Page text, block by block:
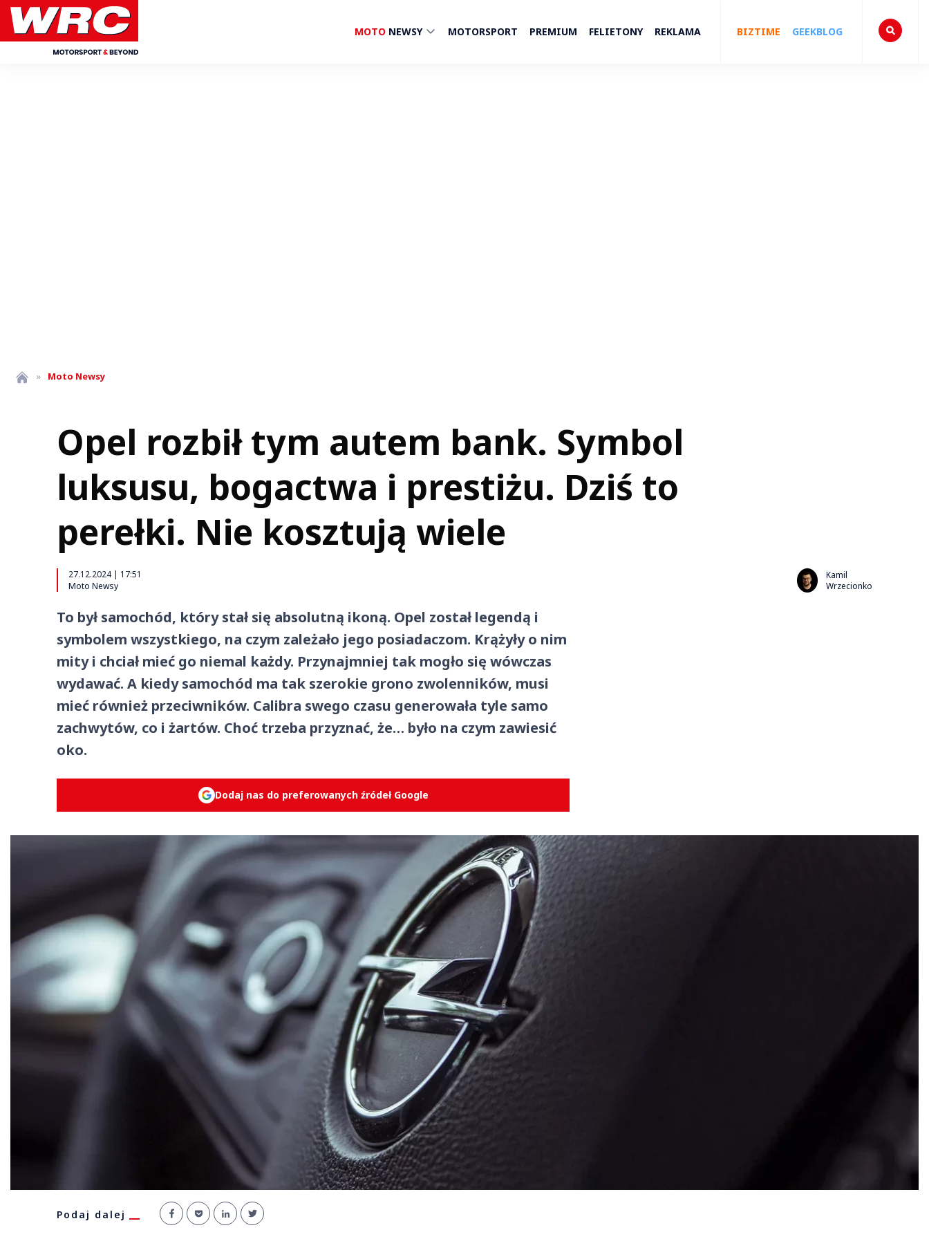
MOTO NEWSY MOTORSPORT PREMIUM FELIETONY REKLAMA BIZTIME GEEKBLOG
» Moto Newsy
Opel rozbił tym autem bank. Symbol
luksusu, bogactwa i prestiżu. Dziś to
perełki. Nie kosztują wiele
27.12.2024 | 17:51
Moto Newsy
Kamil
Wrzecionko
To był samochód, który stał się absolutną ikoną. Opel został legendą i
symbolem wszystkiego, na czym zależało jego posiadaczom. Krążyły o nim
mity i chciał mieć go niemal każdy. Przynajmniej tak mogło się wówczas
wydawać. A kiedy samochód ma tak szerokie grono zwolenników, musi
mieć również przeciwników. Calibra swego czasu generowała tyle samo
zachwytów, co i żartów. Choć trzeba przyznać, że… było na czym zawiesić
oko.
Dodaj nas do preferowanych źródeł Google
Podaj dalej